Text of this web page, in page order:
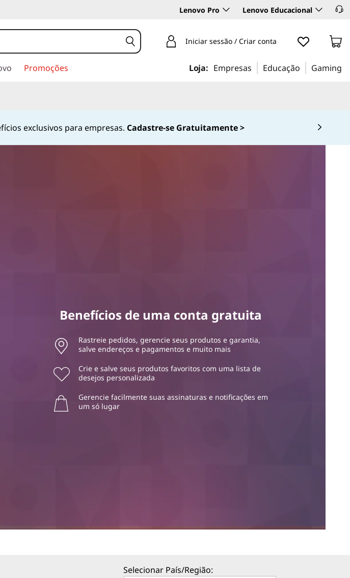
Lenovo Pro Lenovo Educacional
Iniciar sessão / Criar conta
Promoções Loja: Empresas Educação Gaming
exclusivos para empresas. Cadastre-se Gratuitamente >
Currently displaying item 1 of 4
Benefícios de uma conta gratuita
Rastreie pedidos, gerencie seus produtos e garantia,
salve endereços e pagamentos e muito mais
Crie e salve seus produtos favoritos com uma lista de
desejos personalizada
Gerencie facilmente suas assinaturas e notificações em
um só lugar
Selecionar País/Região: